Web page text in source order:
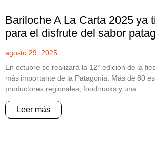
Bariloche A La Carta 2025 ya
para el disfrute del sabor
agosto 29, 2025
En octubre se realizará la 12° edición de la
más importante de la Patagonia. Más de 80
productores regionales, foodtrucks y una
Leer más